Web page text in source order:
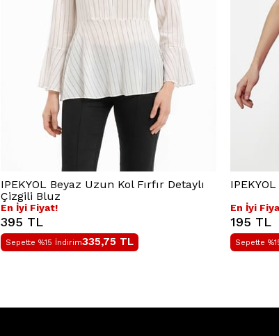
IPEKYOL Beyaz Uzun Kol Fırfır Detaylı
Çizgili Bluz
En İyi Fiyat!
395 TL
Sepette %15 İndirim335,75 TL
En İyi
195 TL
Sepette